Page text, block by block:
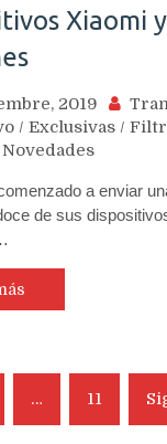
Xiaomi
2019
/ Exclusivas /
Novedades
a enviar
de sus
… 11